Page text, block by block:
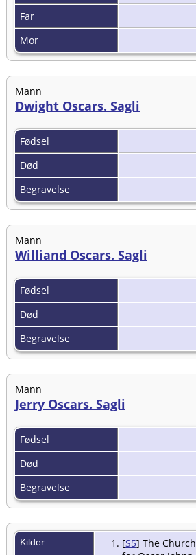
Far
Mor
Mann
Dwight Oscars. Sagli
Fødsel
Død
Begravelse
Mann
Williand Oscars. Sagli
Fødsel
Død
Begravelse
Mann
Jerry Oscars. Sagli
Fødsel
Død
Begravelse
Kilder [S5] The